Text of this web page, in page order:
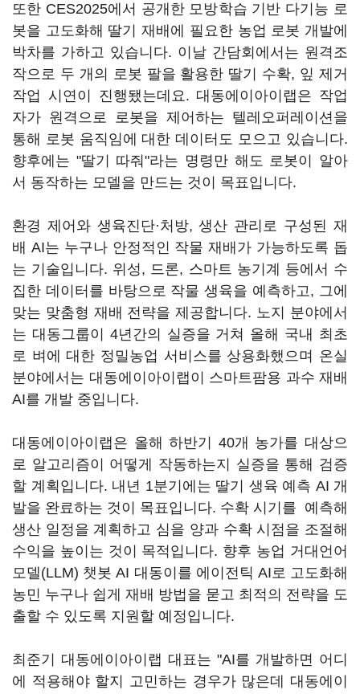
또한 CES2025에서 공개한 모방학습 기반 다기능 로
봇을 고도화해 딸기 재배에 필요한 농업 로봇 개발에
박차를 가하고 있습니다. 이날 간담회에서는 원격조
작으로 두 개의 로봇 팔을 활용한 딸기 수확, 잎 제거
작업 시연이 진행됐는데요. 대동에이아이랩은 작업
자가 원격으로 로봇을 제어하는 텔레오퍼레이션을
통해 로봇 움직임에 대한 데이터도 모으고 있습니다.
향후에는 "딸기 따줘"라는 명령만 해도 로봇이 알아
서 동작하는 모델을 만드는 것이 목표입니다.
환경 제어와 생육진단·처방, 생산 관리로 구성된 재
배 AI는 누구나 안정적인 작물 재배가 가능하도록 돕
는 기술입니다. 위성, 드론, 스마트 농기계 등에서 수
집한 데이터를 바탕으로 작물 생육을 예측하고, 그에
맞는 맞춤형 재배 전략을 제공합니다. 노지 분야에서
는 대동그룹이 4년간의 실증을 거쳐 올해 국내 최초
로 벼에 대한 정밀농업 서비스를 상용화했으며 온실
분야에서는 대동에이아이랩이 스마트팜용 과수 재배
AI를 개발 중입니다.
대동에이아이랩은 올해 하반기 40개 농가를 대상으
로 알고리즘이 어떻게 작동하는지 실증을 통해 검증
할 계획입니다. 내년 1분기에는 딸기 생육 예측 AI 개
발을 완료하는 것이 목표입니다. 수확 시기를 예측해
생산 일정을 계획하고 심을 양과 수확 시점을 조절해
수익을 높이는 것이 목적입니다. 향후 농업 거대언어
모델(LLM) 챗봇 AI 대동이를 에이전틱 AI로 고도화해
농민 누구나 쉽게 재배 방법을 묻고 최적의 전략을 도
출할 수 있도록 지원할 예정입니다.
최준기 대동에이아이랩 대표는 "AI를 개발하면 어디
에 적용해야 할지 고민하는 경우가 많은데 대동에이